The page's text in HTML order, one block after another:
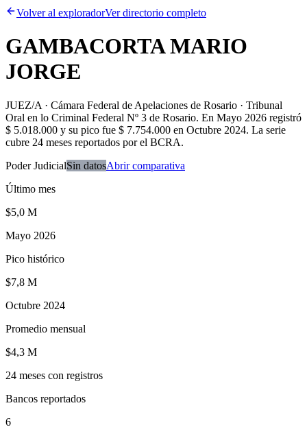
Volver al exploradorVer directorio completo
GAMBACORTA MARIO
JORGE
JUEZ/A · Cámara Federal de Apelaciones de Rosario · Tribunal
Oral en lo Criminal Federal Nº 3 de Rosario. En Mayo 2026 registró
$ 5.018.000 y su pico fue $ 7.754.000 en Octubre 2024. La serie
cubre 24 meses reportados por el BCRA.
Poder JudicialSin datosAbrir comparativa
Último mes
$5,0 M
Mayo 2026
Pico histórico
$7,8 M
Octubre 2024
Promedio mensual
$4,3 M
24 meses con registros
Bancos reportados
6